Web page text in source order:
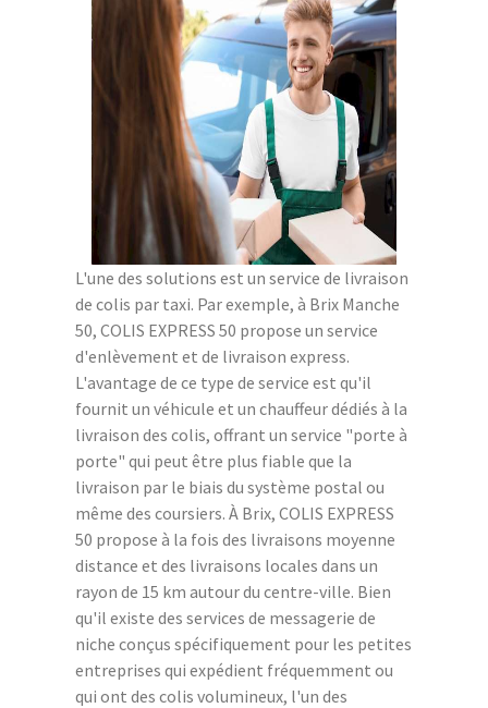
L'une des solutions est un service de livraison
de colis par taxi. Par exemple, à Brix Manche
50, COLIS EXPRESS 50 propose un service
d'enlèvement et de livraison express.
L'avantage de ce type de service est qu'il
fournit un véhicule et un chauffeur dédiés à la
livraison des colis, offrant un service "porte à
porte" qui peut être plus fiable que la
livraison par le biais du système postal ou
même des coursiers. À Brix, COLIS EXPRESS
50 propose à la fois des livraisons moyenne
distance et des livraisons locales dans un
rayon de 15 km autour du centre-ville. Bien
qu'il existe des services de messagerie de
niche conçus spécifiquement pour les petites
entreprises qui expédient fréquemment ou
qui ont des colis volumineux, l'un des